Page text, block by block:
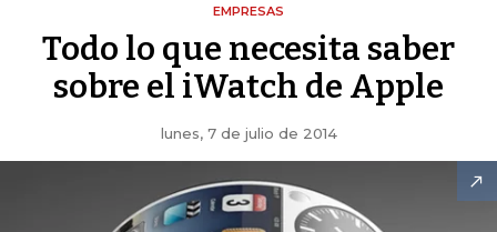
EMPRESAS
Todo lo que necesita saber
sobre el iWatch de Apple
lunes, 7 de julio de 2014